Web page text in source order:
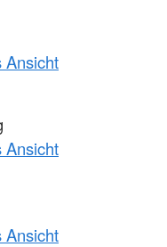
Ansicht
Ansicht
Ansicht